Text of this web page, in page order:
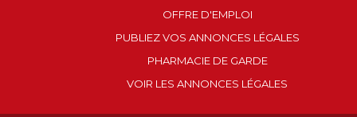
OFFRE D'EMPLOI
PUBLIEZ VOS ANNONCES LÉGALES
PHARMACIE DE GARDE
VOIR LES ANNONCES LÉGALES